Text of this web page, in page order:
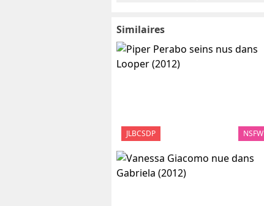
Similaires
JLBCSDP NSFW